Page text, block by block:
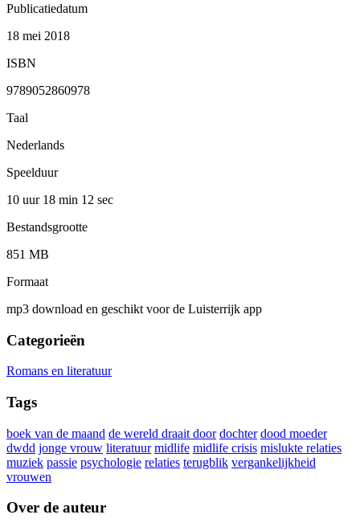
Publicatiedatum
18 mei 2018
ISBN
9789052860978
Taal
Nederlands
Speelduur
10 uur 18 min 12 sec
Bestandsgrootte
851 MB
Formaat
mp3 download en geschikt voor de Luisterrijk app
Categorieën
Romans en literatuur
Tags
boek van de maand de wereld draait door dochter dood moeder
dwdd jonge vrouw literatuur midlife midlife crisis mislukte relaties
muziek passie psychologie relaties terugblik vergankelijkheid
vrouwen
Over de auteur